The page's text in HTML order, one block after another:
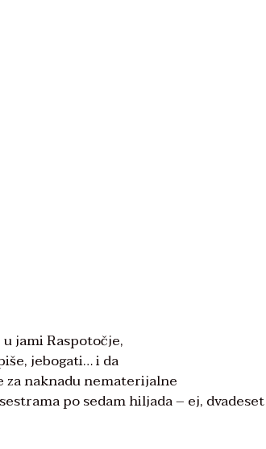
jami Raspotočje,
jebogati… i da
za naknadu nematerijalne
po sedam hiljada – ej, dvadeset